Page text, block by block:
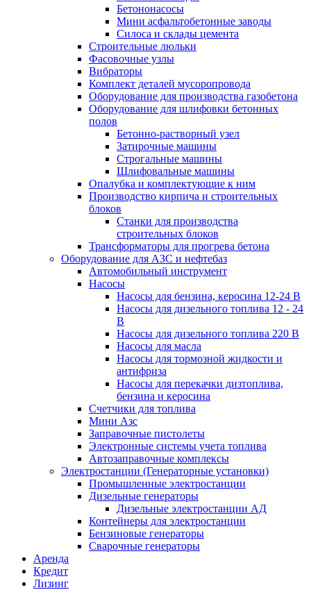
Бетононасосы
Мини асфальтобетонные заводы
Силоса и склады цемента
Строительные люльки
Фасовочные узлы
Вибраторы
Комплект деталей мусоропровода
Оборудование для производства газобетона
Оборудование для шлифовки бетонных
полов
Бетонно-растворный узел
Затирочные машины
Строгальные машины
Шлифовальные машины
Опалубка и комплектующие к ним
Производство кирпича и строительных
блоков
Cтанки для производства
строительных блоков
Трансформаторы для прогрева бетона
Оборудование для АЗС и нефтебаз
Автомобильный инструмент
Насосы
Насосы для бензина, керосина 12-24 В
Насосы для дизельного топлива 12 - 24
В
Насосы для дизельного топлива 220 В
Насосы для масла
Насосы для тормозной жидкости и
антифриза
Насосы для перекачки дизтоплива,
бензина и керосина
Счетчики для топлива
Мини Азс
Заправочные пистолеты
Электронные системы учета топлива
Автозаправочные комплексы
Электростанции (Генераторные установки)
Промышленные электростанции
Дизельные генераторы
Дизельные электростанции АД
Контейнеры для электростанции
Бензиновые генераторы
Сварочные генераторы
Аренда
Кредит
Лизинг